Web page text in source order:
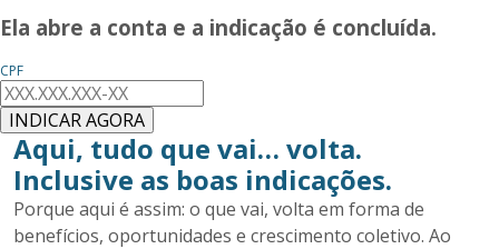
Ela abre a conta e a indicação é concluída.
CPF
INDICAR AGORA
Aqui, tudo que vai… volta.
Inclusive as boas indicações.
Porque aqui é assim: o que vai, volta em forma de
benefícios, oportunidades e crescimento coletivo. Ao